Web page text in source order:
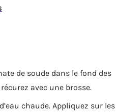
de soude dans le fond des
avec une brosse.
chaude. Appliquez sur les